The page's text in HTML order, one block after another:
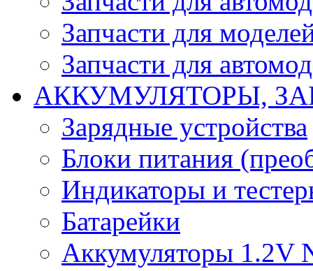
Запчасти для
Запчасти для
АККУМУЛЯТОРЫ,
Зарядные устройства
Блоки питания
Индикаторы и
Батарейки
Аккумуляторы 1.2V